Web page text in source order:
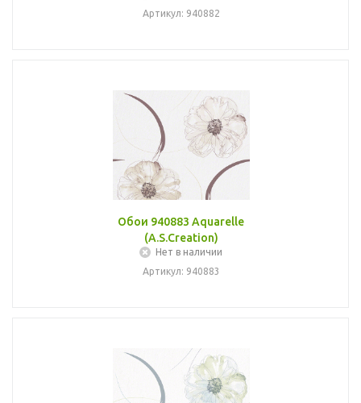
Артикул: 940882
Обои 940883 Aquarelle
(A.S.Creation)
Нет в наличии
Артикул: 940883